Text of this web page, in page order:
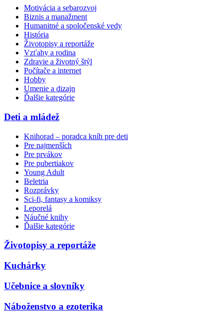
Motivácia a sebarozvoj
Biznis a manažment
Humanitné a spoločenské vedy
História
Životopisy a reportáže
Vzťahy a rodina
Zdravie a životný štýl
Počítače a internet
Hobby
Umenie a dizajn
Ďalšie kategórie
Deti a mládež
Knihorad – poradca kníh pre deti
Pre najmenších
Pre prvákov
Pre pubertiakov
Young Adult
Beletria
Rozprávky
Sci-fi, fantasy a komiksy
Leporelá
Náučné knihy
Ďalšie kategórie
Životopisy a reportáže
Kuchárky
Učebnice a slovníky
Náboženstvo a ezoterika